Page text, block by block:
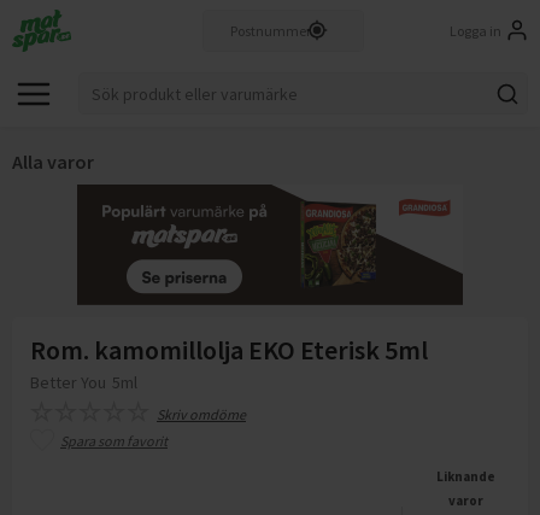
Logga in
Alla varor
Rom. kamomillolja EKO Eterisk 5ml
Better You 5ml
Skriv omdöme
Spara som favorit
Liknande
varor